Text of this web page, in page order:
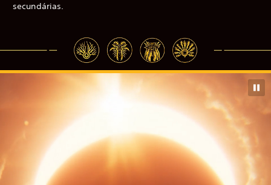
secundárias.